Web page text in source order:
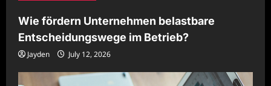
Wie fördern Unternehmen belastbare
Entscheidungswege im Betrieb?
Jayden July 12, 2026